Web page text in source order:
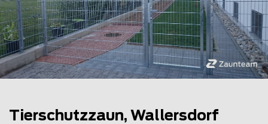
Tierschutzzaun, Wallersdorf